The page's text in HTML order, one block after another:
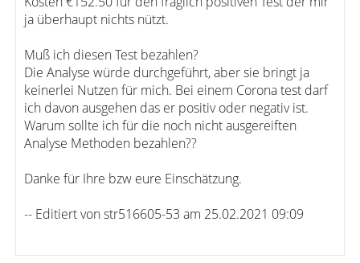
ja überhaupt nichts nützt.
Muß ich diesen Test bezahlen?
Die Analyse würde durchgeführt, aber sie bringt ja
keinerlei Nutzen für mich. Bei einem Corona test darf
ich davon ausgehen das er positiv oder negativ ist.
Warum sollte ich für die noch nicht ausgereiften
Analyse Methoden bezahlen??
Danke für Ihre bzw eure Einschätzung.
-- Editiert von str516605-53 am 25.02.2021 09:09